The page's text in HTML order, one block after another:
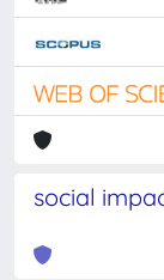
social